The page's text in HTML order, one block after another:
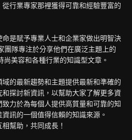
行業專家那裡獲得可靠和經驗豐富的
是賦予專業人士和企業家做出明智決
團隊專注於分享他們在廣泛主題上的
美容和各種行業的知識型文章。
的最新趨勢和主題提供最新和準確的
探討新資訊，以幫助大家了解更多資
力於為每個人提供高質量和可靠的知
訊的一個值得信賴的知識來源。
幫助，共同成長！